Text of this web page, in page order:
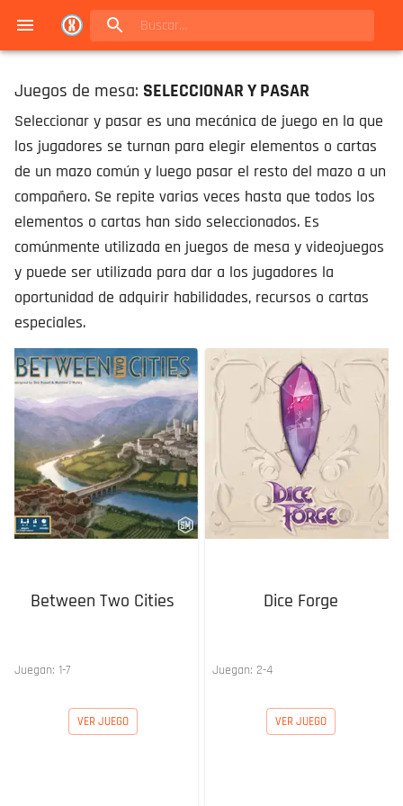
Juegos de mesa: SELECCIONAR Y PASAR
Seleccionar y pasar es una mecánica de juego en la que
los jugadores se turnan para elegir elementos o cartas
de un mazo común y luego pasar el resto del mazo a un
compañero. Se repite varias veces hasta que todos los
elementos o cartas han sido seleccionados. Es
comúnmente utilizada en juegos de mesa y videojuegos
y puede ser utilizada para dar a los jugadores la
oportunidad de adquirir habilidades, recursos o cartas
especiales.
Between Two Cities
Juegan: 1-7
VER JUEGO
Dice Forge
Juegan: 2-4
VER JUEGO
Navigated to Juegos de mesa en Buenos Aires | Conexión Berlín - Catálogo